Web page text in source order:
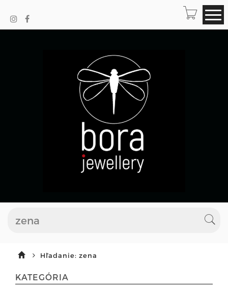
Hľadanie: zena
KATEGÓRIA